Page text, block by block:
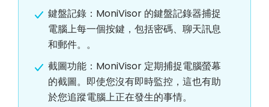
鍵盤記錄：MoniVisor 的鍵盤記錄器捕捉
電腦上每一個按鍵，包括密碼、聊天訊息
和郵件。。
截圖功能：MoniVisor 定期捕捉電腦螢幕
的截圖。即使您沒有即時監控，這也有助
於您追蹤電腦上正在發生的事情。